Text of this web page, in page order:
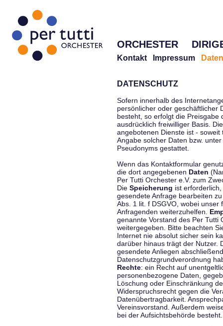
ORCHESTER
Kontakt Impressum
DATENSCHUTZ
Sofern innerhalb des
persönlicher oder geschäftlicher
besteht, so erfolgt die Preisgabe
ausdrücklich freiwilliger Basis.
angebotenen Dienste ist -
Angabe solcher Daten bzw.
Pseudonyms gestattet.
Wenn das Kontaktformular
die dort angegebenen Daten
Per Tutti Orchester e.V. zum
Die Speicherung ist
gesendete Anfrage bearbeiten
Abs. 1 lit. f DSGVO, wobei
Anfragenden weiterzuhelfen.
genannte Vorstand des Per Tutti
weitergegeben. Bitte beachten
Internet nie absolut sicher sein
darüber hinaus trägt der Nutzer.
gesendete Anliegen
Datenschutzgrundverordnung
Rechte: ein Recht auf
personenbezogene Daten,
Löschung oder Einschränkung
Widerspruchsrecht gegen die
Datenübertragbarkeit.
Vereinsvorstand. Außerdem
bei der Aufsichtsbehörde besteht.